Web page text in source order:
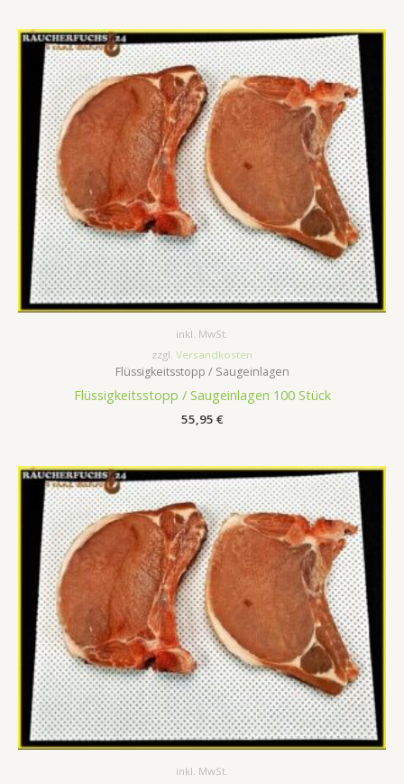
inkl. MwSt.
zzgl. Versandkosten
Flüssigkeitsstopp / Saugeinlagen
Flüssigkeitsstopp / Saugeinlagen 100 Stück
55,95 €
inkl. MwSt.